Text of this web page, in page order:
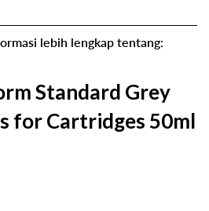
lebih lengkap tentang:
Standard Grey
for Cartridges 50ml